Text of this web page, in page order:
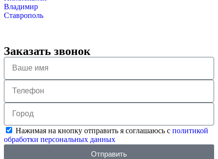
Владимир
Ставрополь
Заказать звонок
Нажимая на кнопку отправить я соглашаюсь с политикой
обработки персональных данных
Отправить